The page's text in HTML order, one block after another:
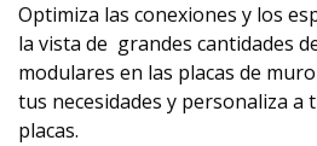
Optimiza las conexiones y los
la vista de grandes cantidades
modulares en las placas de
tus necesidades y personaliza a
placas.